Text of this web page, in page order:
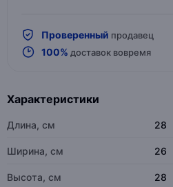
Проверенный продавец
100% доставок вовремя
Характеристики
Длина, см 28
Ширина, см 26
Высота, см 28